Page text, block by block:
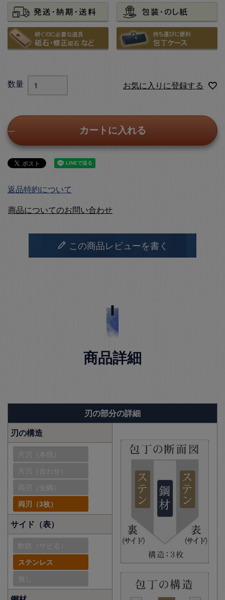
お気に入りに登録する
カートに入れる
返品特約について
商品についてのお問い合わせ
この商品レビューを書く
商品詳細
刃の部分の詳細
刃の構造
片刃（本焼）
片刃（合わせ）
両刃（全鋼）
両刃（3枚）
サイド（表）
軟鉄（サビる）
ステンレス
無し